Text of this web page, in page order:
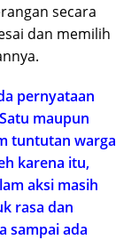
secara
dan memilih
pernyataan
maupun
tuntutan warga
karena itu,
aksi masih
rasa dan
sampai ada